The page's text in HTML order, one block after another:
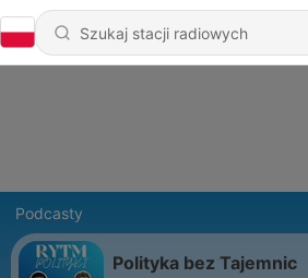
Podcasty
Polityka bez Tajemnic